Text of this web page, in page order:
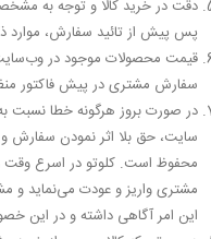
دقت در خرید کالا و توجه به
پس پیش از تائید سفارش، موارد
قیمت‌ محصولات موجود در
سفارش مشتری در پیش ‌­فاکتور
در صورت بروز هرگونه خطا نسبت
سایت، حق بلا اثر نمودن سفارش
محفوظ است. کلوتو در اسرع وقت
مشتری واریز و عودت می‌نماید و
این امر آگاهی داشته و در این